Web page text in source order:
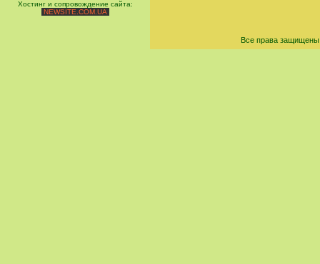
Хостинг и сопровождение сайта:
NEWSITE.COM.UA
Все права